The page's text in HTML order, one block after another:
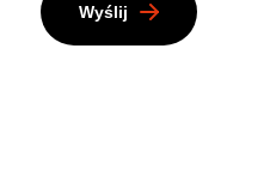
Wyślij